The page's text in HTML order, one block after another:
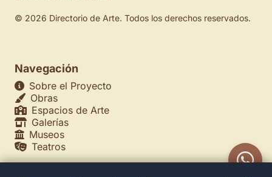
© 2026 Directorio de Arte. Todos los derechos reservados.
Navegación
Sobre el Proyecto
Obras
Espacios de Arte
Galerías
Museos
Teatros